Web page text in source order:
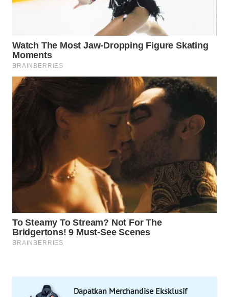
Dapatkan Merchandise Eksklusif
WAHANA
ADVOKAT
INFRASTRUKTUR
WAHANA
WAHANA
LISTRIK
TRAVEL
WAHANANEWS